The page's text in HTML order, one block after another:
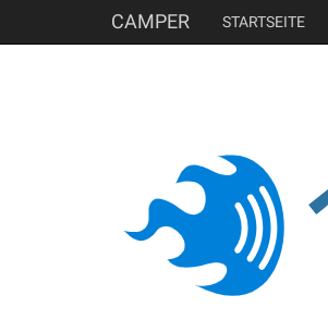
CAMPER STARTSEITE